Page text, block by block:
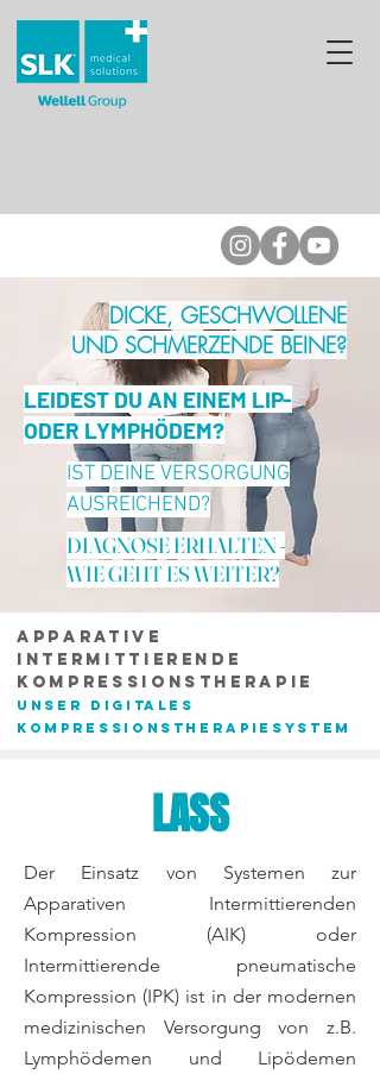
DICKE, GESCHWOLLENE
UND SCHMERZENDE BEINE?
LEIDEST DU AN EINEM LIP-
ODER LYMPHÖDEM?
IST DEINE VERSORGUNG
AUSREICHEND?
DIAGNOSE ERHALTEN -
WIE GEHT ES WEITER?
APPARATIVE
Intermittierende
KOMPRESSIONSTHERAPIE
UNSER DIGITALES
KOMPRESSIONSTHERAPIESYSTEM
LASS
Der Einsatz von Systemen zur
Apparativen Intermittierenden
Kompression (AIK) oder
Intermittierende pneumatische
Kompression (IPK) ist in der modernen
medizinischen Versorgung von z.B.
Lymphödemen und Lipödemen